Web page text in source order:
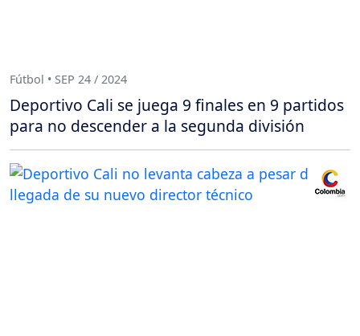
Fútbol • SEP 24 / 2024
Deportivo Cali se juega 9 finales en 9 partidos
para no descender a la segunda división